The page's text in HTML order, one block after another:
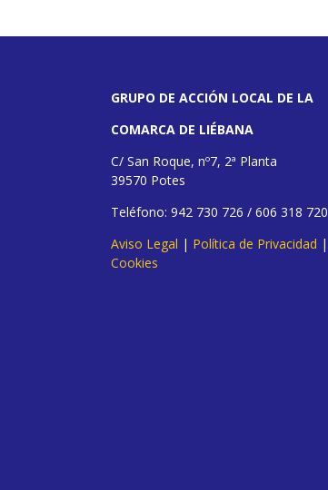
GRUPO DE ACCIÓN LOCAL DE LA
COMARCA DE LIÉBANA
C/ San Roque, nº7, 2ª Planta
39570 Potes
Teléfono: 942 730 726 / 606 318 720
Aviso Legal | Política de Privacidad |
Cookies